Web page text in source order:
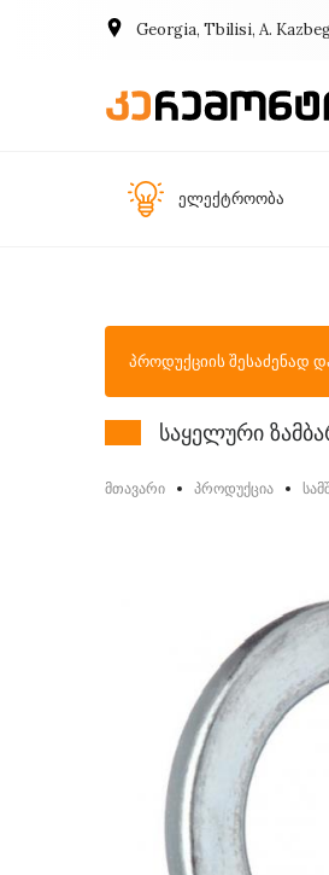
Georgia, Tbilisi, A.
ელექტროობა
პროდუქციის შესაძენად
საყელური
მთავარი პროდუქცია